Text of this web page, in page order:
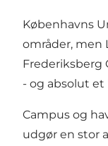
Københavns
områder, men
Frederiksberg
- og absolut
Campus og
udgør en stor